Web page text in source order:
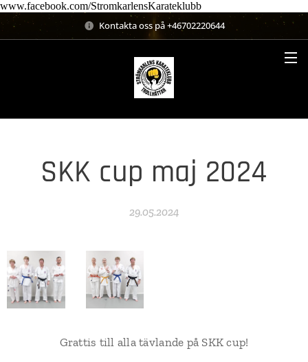
www.facebook.com/StromkarlensKarateklubb
Kontakta oss på +46702220644
SKK cup maj 2024
29.05.2024
Grattis till alla tävlande på SKK cup!